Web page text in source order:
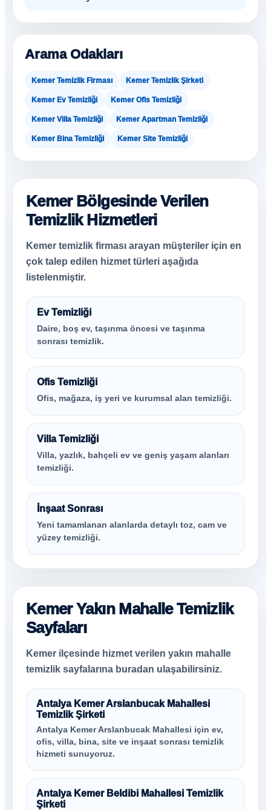
Arama Odakları
Kemer Temizlik Firması Kemer Temizlik Şirketi
Kemer Ev Temizliği Kemer Ofis Temizliği
Kemer Villa Temizliği Kemer Apartman Temizliği
Kemer Bina Temizliği Kemer Site Temizliği
Kemer Bölgesinde Verilen
Temizlik Hizmetleri
Kemer temizlik firması arayan müşteriler için en
çok talep edilen hizmet türleri aşağıda
listelenmiştir.
Ev Temizliği
Daire, boş ev, taşınma öncesi ve taşınma
sonrası temizlik.
Ofis Temizliği
Ofis, mağaza, iş yeri ve kurumsal alan temizliği.
Villa Temizliği
Villa, yazlık, bahçeli ev ve geniş yaşam alanları
temizliği.
İnşaat Sonrası
Yeni tamamlanan alanlarda detaylı toz, cam ve
yüzey temizliği.
Kemer Yakın Mahalle Temizlik
Sayfaları
Kemer ilçesinde hizmet verilen yakın mahalle
temizlik sayfalarına buradan ulaşabilirsiniz.
Antalya Kemer Arslanbucak Mahallesi
Temizlik Şirketi
Antalya Kemer Arslanbucak Mahallesi için ev,
ofis, villa, bina, site ve inşaat sonrası temizlik
hizmeti sunuyoruz.
Antalya Kemer Beldibi Mahallesi Temizlik
Şirketi